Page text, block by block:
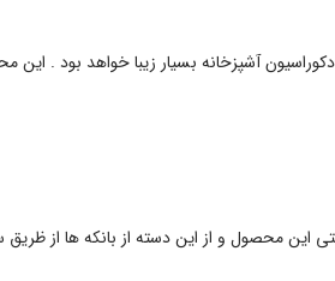
این محصول و از این دسته از بانکه ها از